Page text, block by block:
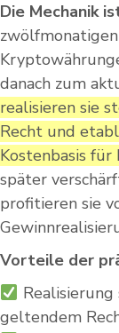
Die Mechanik
danach zum
realisieren sie
Recht und
Kostenbasis
später
profitieren sie
Vorteile der
geltendem